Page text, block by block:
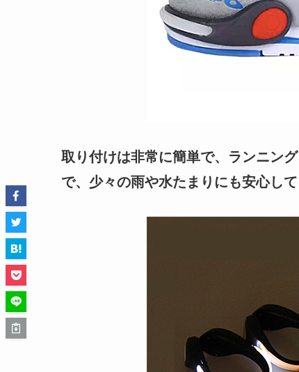
取り付けは非常に簡単で、ランニン
で、少々の雨や水たまりにも安心して